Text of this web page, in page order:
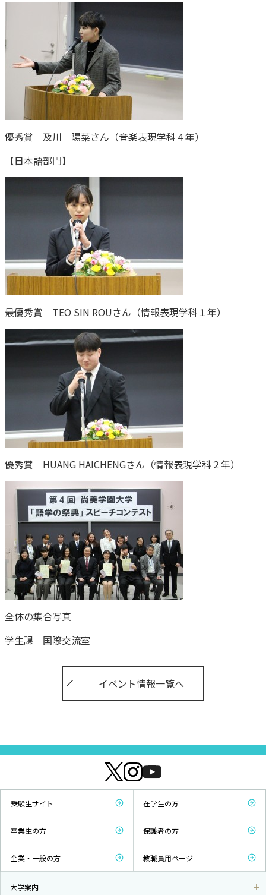
優秀賞 及川 陽菜さん（音楽表現学科４年）
【日本語部門】
最優秀賞 TEO SIN ROUさん（情報表現学科１年）
優秀賞 HUANG HAICHENGさん（情報表現学科２年）
全体の集合写真
学生課 国際交流室
イベント情報一覧へ
受験生サイト 在学生の方
卒業生の方 保護者の方
企業・一般の方 教職員用ページ
大学案内